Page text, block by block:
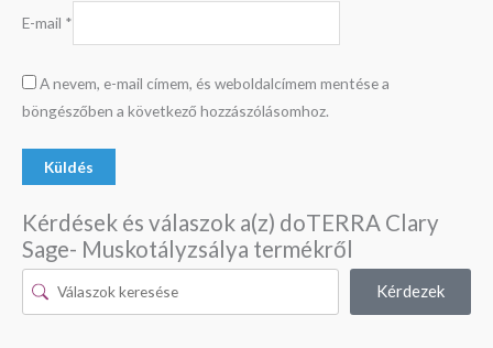
E-mail *
A nevem, e-mail címem, és weboldalcímem mentése a
böngészőben a következő hozzászólásomhoz.
Kérdések és válaszok a(z) doTERRA Clary
Sage- Muskotályzsálya termékről
Kérdezek